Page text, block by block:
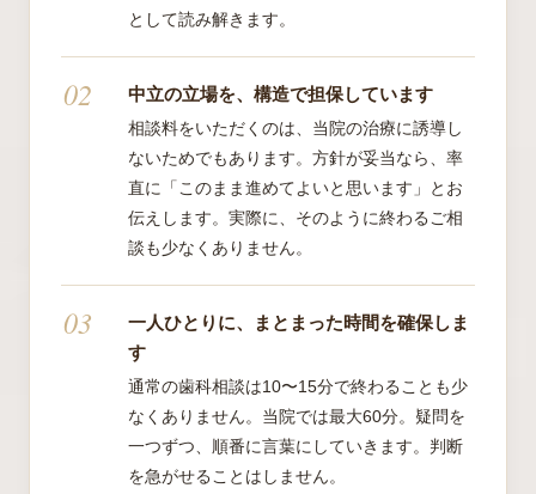
として読み解きます。
中立の立場を、構造で担保しています
相談料をいただくのは、当院の治療に誘導し
ないためでもあります。方針が妥当なら、率
直に「このまま進めてよいと思います」とお
伝えします。実際に、そのように終わるご相
談も少なくありません。
一人ひとりに、まとまった時間を確保しま
す
通常の歯科相談は10〜15分で終わることも少
なくありません。当院では最大60分。疑問を
一つずつ、順番に言葉にしていきます。判断
を急がせることはしません。